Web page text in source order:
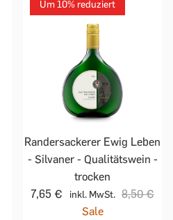
Um 10% reduziert
Randersackerer Ewig Leben
- Silvaner - Qualitätswein -
trocken
7,65 €
inkl. MwSt. 8,50 €
Sale